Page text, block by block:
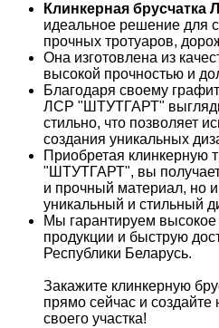
Клинкерная
идеальное решение для
прочных тротуаров,
Она изготовлена из
высокой прочностью и
Благодаря своему
ЛСР "ШТУТГАРТ"
стильно, что позволяет
создания уникальных
Приобретая клинкерную
"ШТУТГАРТ", вы
и прочный материал, но
уникальный и стильный
Мы гарантируем
продукции и быструю
Республики Беларусь.
Закажите клинкерную
прямо сейчас и
своего участка!